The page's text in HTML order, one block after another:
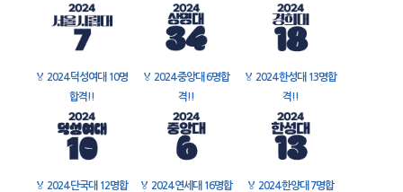
🏅 2024 덕성여대 10명
합격!!
🏅 2024 중앙대 6명합
격!!
🏅 2024 한성대 13명합
격!!
🏅 2024 단국대 12명합
🏅 2024 연세대 16명합
🏅 2024 한양대 7명합